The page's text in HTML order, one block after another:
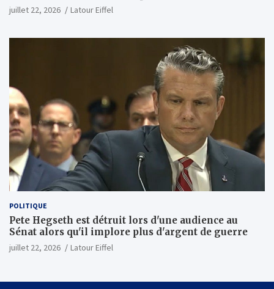
milliards ; Anthropic achètera jusqu'à 2 GW de puces
MI450 à partir du premier semestre 2027 et AMD
(Wall Street Journal)
juillet 22, 2026 Latour Eiffel
POLITIQUE
Pete Hegseth est détruit lors d'une audience au
Sénat alors qu'il implore plus d'argent de guerre
juillet 22, 2026 Latour Eiffel